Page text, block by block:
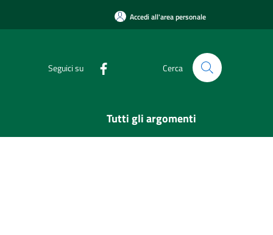
Accedi all'area personale
Seguici su Cerca
Tutti gli argomenti